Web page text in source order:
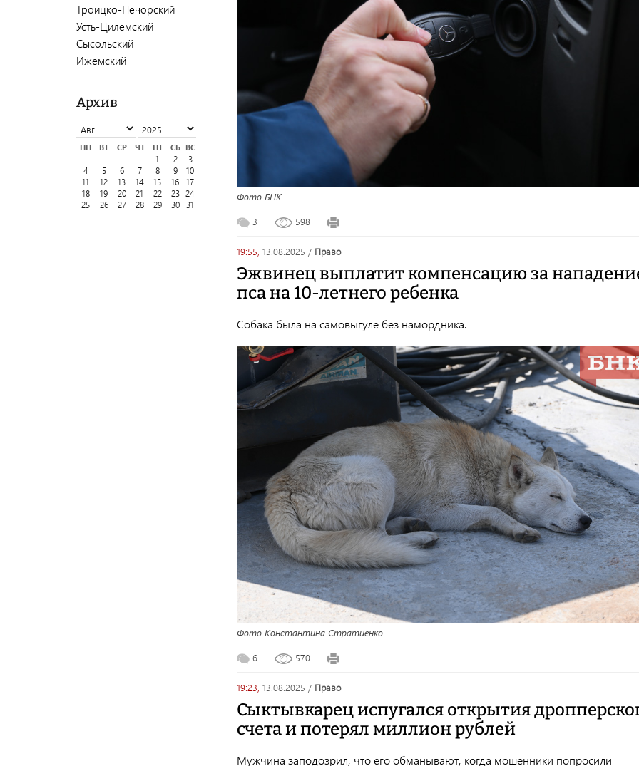
Троицко-Печорский
Усть-Цилемский
Сысольский
Ижемский
Архив
ПН ВТ СР ЧТ ПТ СБ ВС
1
2
3
4
5 6 7 8 9
10
11
12 13 14 15 16
17
18
19 20 21 22 23 24
25
26 27 28 29 30 31
Фото БНК
3 598
19:55, 13.08.2025 / право
Эжвинец выплатит компенсацию за
пса на 10-летнего ребенка
Собака была на самовыгуле без намордника.
Фото Константина Стратиенко
6 570
19:23, 13.08.2025 / право
Сыктывкарец испугался открытия
счета и потерял миллион рублей
Мужчина заподозрил, что его обманывают, когда мошенники попросили